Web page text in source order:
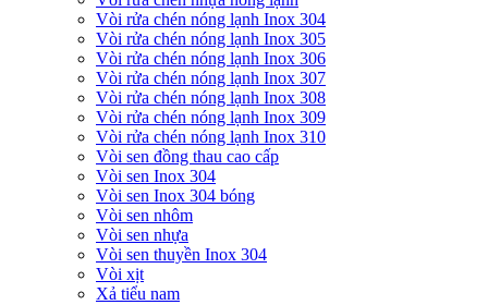
Vòi rửa chén nóng lạnh Inox 304
Vòi rửa chén nóng lạnh Inox 305
Vòi rửa chén nóng lạnh Inox 306
Vòi rửa chén nóng lạnh Inox 307
Vòi rửa chén nóng lạnh Inox 308
Vòi rửa chén nóng lạnh Inox 309
Vòi rửa chén nóng lạnh Inox 310
Vòi sen đồng thau cao cấp
Vòi sen Inox 304
Vòi sen Inox 304 bóng
Vòi sen nhôm
Vòi sen nhựa
Vòi sen thuyền Inox 304
Vòi xịt
Xả tiểu nam